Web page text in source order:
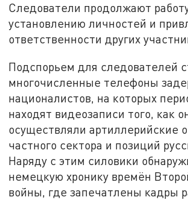
Следователи продолжают
установлению личностей и
ответственности других
Подспорьем для следователей
многочисленные телефоны
националистов, на которых
находят видеозаписи того, как
осуществляли артиллерийские
частного сектора и позиций
Наряду с этим силовики
немецкую хронику времён
войны, где запечатлены кадры